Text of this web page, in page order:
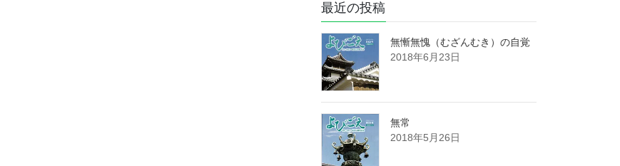
最近の投稿
無慚無愧（むざんむき）の自覚
2018年6月23日
無常
2018年5月26日